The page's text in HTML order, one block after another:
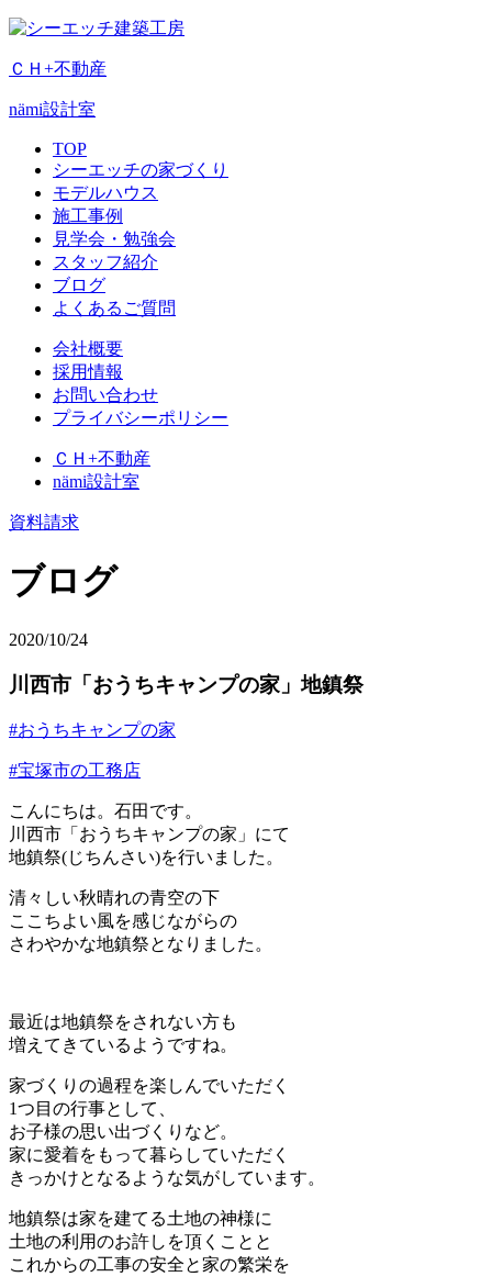
ＣＨ+不動産
nämi設計室
TOP
シーエッチの家づくり
モデルハウス
施工事例
見学会・勉強会
スタッフ紹介
ブログ
よくあるご質問
会社概要
採用情報
お問い合わせ
プライバシーポリシー
ＣＨ+不動産
nämi設計室
資料請求
ブログ
2020/10/24
川西市「おうちキャンプの家」地鎮祭
#おうちキャンプの家
#宝塚市の工務店
こんにちは。石田です。
川西市「おうちキャンプの家」にて
地鎮祭(じちんさい)を行いました。
清々しい秋晴れの青空の下
ここちよい風を感じながらの
さわやかな地鎮祭となりました。
最近は地鎮祭をされない方も
増えてきているようですね。
家づくりの過程を楽しんでいただく
1つ目の行事として、
お子様の思い出づくりなど。
家に愛着をもって暮らしていただく
きっかけとなるような気がしています。
地鎮祭は家を建てる土地の神様に
土地の利用のお許しを頂くことと
これからの工事の安全と家の繁栄を